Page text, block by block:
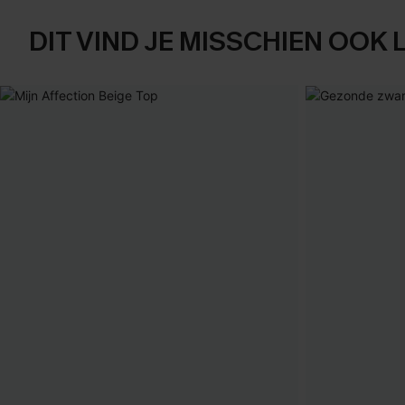
DIT VIND JE MISSCHIEN OOK